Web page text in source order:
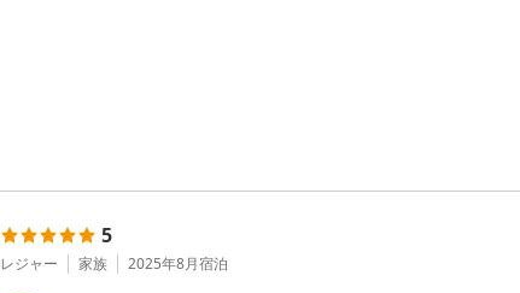
5
レジャー 家族 2025年8月宿泊